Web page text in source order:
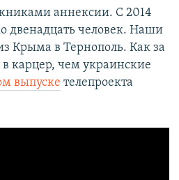
аннексии. С 2014
двенадцать человек. Наши
Крыма в Тернополь. Как за
карцер, чем украинские
выпуске телепроекта